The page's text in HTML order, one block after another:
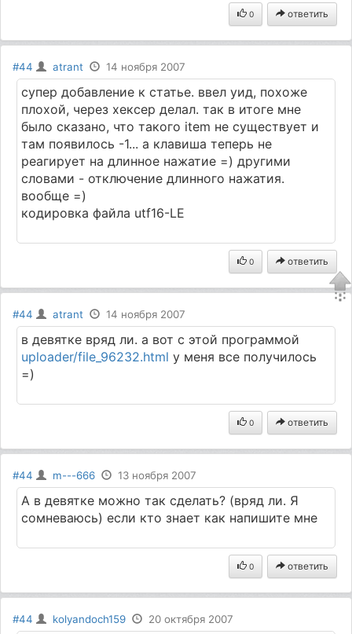
0 ответить
#44 atrant 14 ноября 2007
супер добавление к статье. ввел уид, похоже
плохой, через хексер делал. так в итоге мне
было сказано, что такого item не существует и
там появилось -1... а клавиша теперь не
реагирует на длинное нажатие =) другими
словами - отключение длинного нажатия.
вообще =)
кодировка файла utf16-LE
0 ответить
#44 atrant 14 ноября 2007
в девятке вряд ли. а вот с этой программой
uploader/file_96232.html у меня все получилось
=)
0 ответить
#44 m---666 13 ноября 2007
А в девятке можно так сделать? (вряд ли. Я
сомневаюсь) если кто знает как напишите мне
0 ответить
#44 kolyandoch159 20 октября 2007